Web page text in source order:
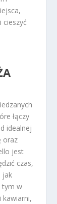
cieszyć
łączy
idealnej
oraz
jest
czas,
jak
tym w
kawiarni,